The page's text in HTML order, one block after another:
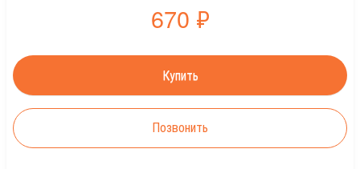
670 ₽
Позвонить